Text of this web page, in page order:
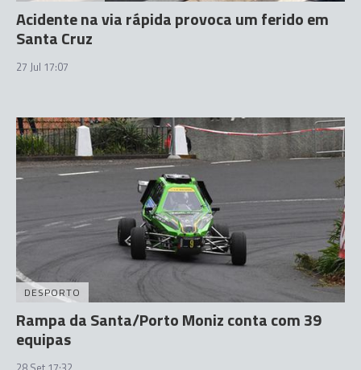
Acidente na via rápida provoca um ferido em
Santa Cruz
27 Jul 17:07
DESPORTO
Rampa da Santa/Porto Moniz conta com 39
equipas